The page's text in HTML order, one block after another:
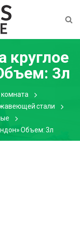
круглое
3л
стали
Объем: 3л